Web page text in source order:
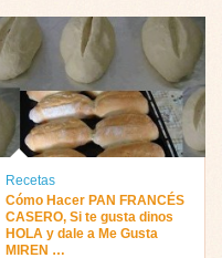
Recetas
Cómo Hacer PAN FRANCÉS
CASERO, Si te gusta dinos
HOLA y dale a Me Gusta
MIREN …